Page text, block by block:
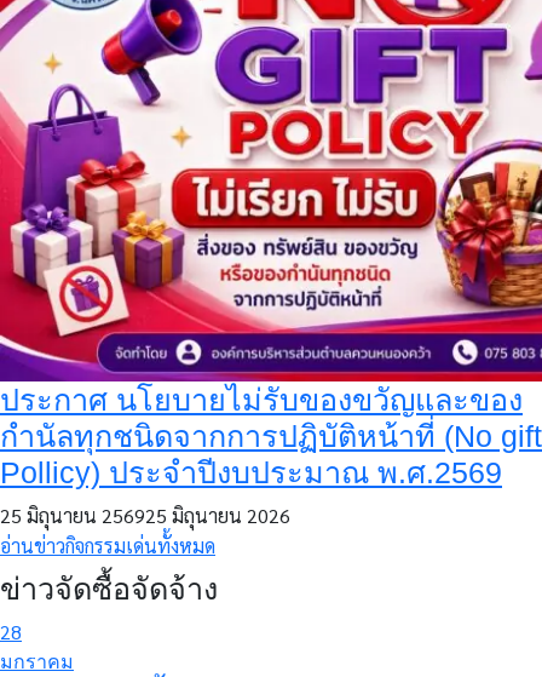
ประกาศ นโยบายไม่รับของขวัญและของ
กำนัลทุกชนิดจากการปฏิบัติหน้าที่ (No gift
Pollicy) ประจำปีงบประมาณ พ.ศ.2569
25 มิถุนายน 256925 มิถุนายน 2026
อ่านข่าวกิจกรรมเด่นทั้งหมด
ข่าวจัดซื้อจัดจ้าง
28
มกราคม